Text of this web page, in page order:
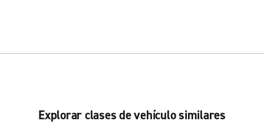
Explorar clases de vehículo similares